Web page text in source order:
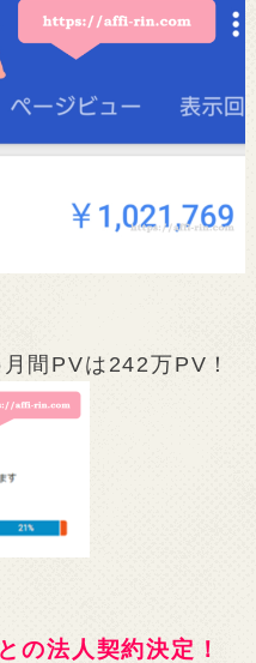
間PVは242万PV！
の法人契約決定！